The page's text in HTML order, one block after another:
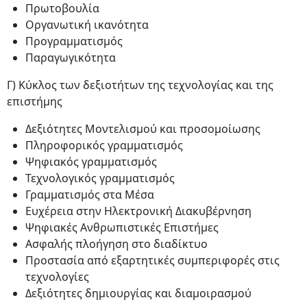
Πρωτοβουλία
Οργανωτική ικανότητα
Προγραμματισμός
Παραγωγικότητα
Γ) Κύκλος των δεξιοτήτων της τεχνολογίας και της
επιστήμης
Δεξιότητες Μοντελισμού και προσομοίωσης
Πληροφορικός γραμματισμός
Ψηφιακός γραμματισμός
Τεχνολογικός γραμματισμός
Γραμματισμός στα Μέσα
Ευχέρεια στην Ηλεκτρονική Διακυβέρνηση
Ψηφιακές Ανθρωπιστικές Επιστήμες
Ασφαλής πλοήγηση στο διαδίκτυο
Προστασία από εξαρτητικές συμπεριφορές στις
τεχνολογίες
Δεξιότητες δημιουργίας και διαμοιρασμού